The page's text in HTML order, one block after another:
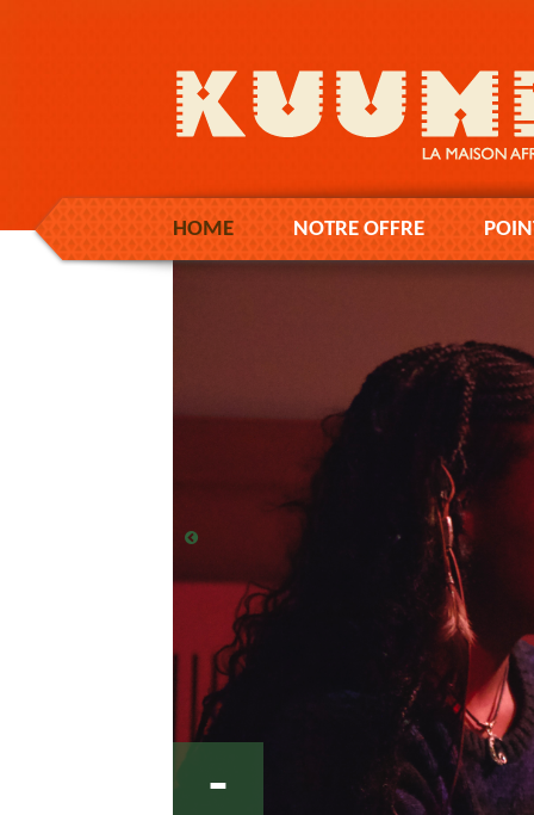
HOME NOTRE OFFRE
-